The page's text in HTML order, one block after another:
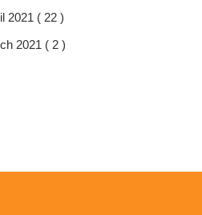
2021 ( 22 )
2021 ( 2 )